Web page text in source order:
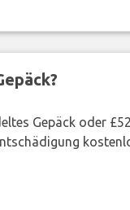
Gepäck oder